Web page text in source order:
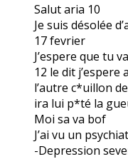
Salut aria 10
Je suis désolée
17 fevrier
J’espere que tu
12 le dit j’espere
l’autre c*uillon
ira lui p*té la
Moi sa va bof
J’ai vu un
-Depression